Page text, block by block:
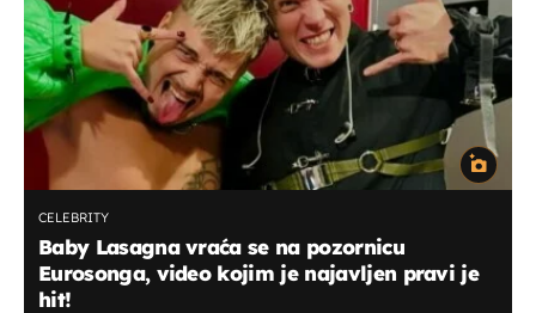
CELEBRITY
Baby Lasagna vraća se na pozornicu
Eurosonga, video kojim je najavljen pravi je
hit!